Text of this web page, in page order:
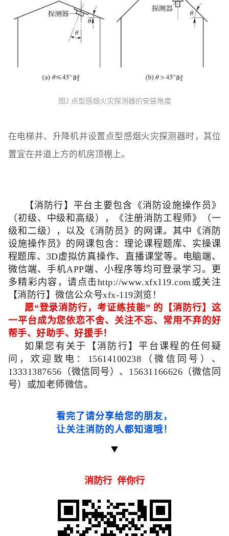
图2 点型感烟火灾探测器的安装角度
在电梯井、升降机井设置点型感烟火灾探测器时，其位
置宜在井道上方的机房顶棚上。
【消防行】平台主要包含 《消防设施操作员 》
（初级、中级和高级 ） ， 《注册消防工程师》（一
级和二级 ） ，以及 《消防员 》 的网课。 其中 《消防
设施操作员》的网课包含：理论课程题库、实操课
程题库、3D虚拟仿真操作、直播课堂等。电脑端、
微信端、手机APP端、小程序等均可登录学习。更
多精彩内容，请点击http://www.xfx119.com或关注
【消防行】微信公众号xfx-119浏览！
愿“登录消防行，考证练技能” 的【消防行】这
一平台成为您依恋不舍、关注不忘、常用不弃的好
帮手、好助手、好援手！
如果您有关于【消防行】平台课程的任何疑
问，欢迎致电： 15614100238（微信同号） 、
13331387656 （微信同号）、 15631166626（微信同
号）或加老师微信。
看完了请分享给您的朋友，
让关注消防的人都知道哦！
消防行 伴你行